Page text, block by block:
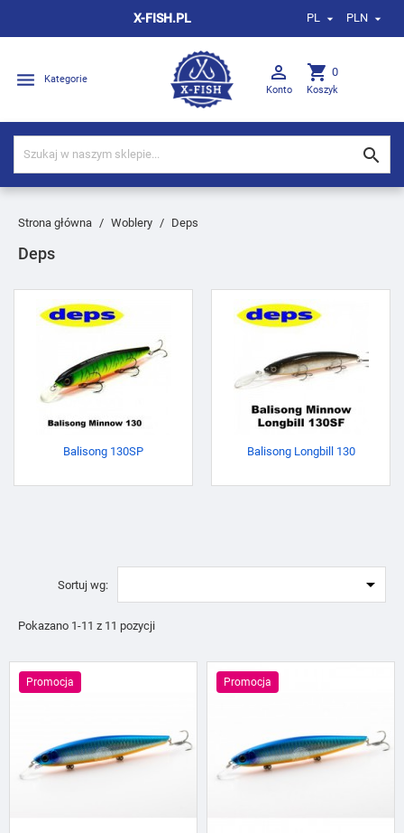
X-FISH.PL PL  PLN 
 Kategorie 
Konto
shopping_cart 0
Koszyk

Strona główna Woblery Deps
Deps
Balisong 130SP Balisong Longbill 130
Sortuj wg: 
Pokazano 1-11 z 11 pozycji
Promocja Promocja